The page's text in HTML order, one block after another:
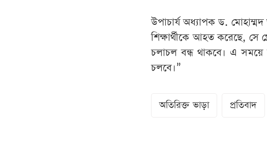
উপাচার্য অধ্যাপক ড.
শিক্ষার্থীকে আহত করেছে, সে
চলাচল বন্ধ থাকবে। এ সময়ে
চলবে।”
অতিরিক্ত ভাড়া প্রতিবাদ